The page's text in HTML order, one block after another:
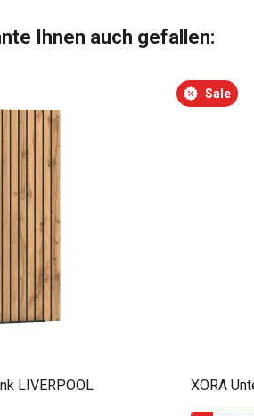
Ihnen auch gefallen:
LIVERPOOL
Sale
XORA